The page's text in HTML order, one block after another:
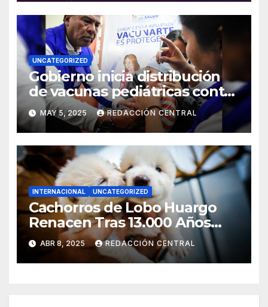
UNCATEGORIZED
Gobierno inicia distribución
de vacunas pediátricas contra
la influenza y anuncia llegada
de más dosis para grupos de
riesgo
MAY 5, 2025 REDACCIÓN CENTRAL
INTERNACIONAL UNCATEGORIZED
Cachorros de Lobo Huargo
Renacen Tras 13.000 Años
Gracias a la Ciencia
ABR 8, 2025 REDACCIÓN CENTRAL